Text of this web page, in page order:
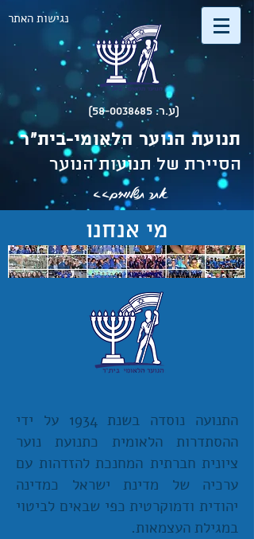
נגישות האתר
(ע.ר. 58-0038685)
תנועת הנוער הלאומי-בית"ר
הסיירת של תנועות הנוער
אתר תשלומים>>
מי אנחנו
התנועה נוסדה בשנת 1934 על ידי
ההסתדרות הלאומית כתנועת נוער
ציונית חברתית המחנכת להזדהות עם
ערכיה של מדינת ישראל כמדינה
יהודית ודמוקרטית כפי שבאים לביטוי
במגילת העצמאות.